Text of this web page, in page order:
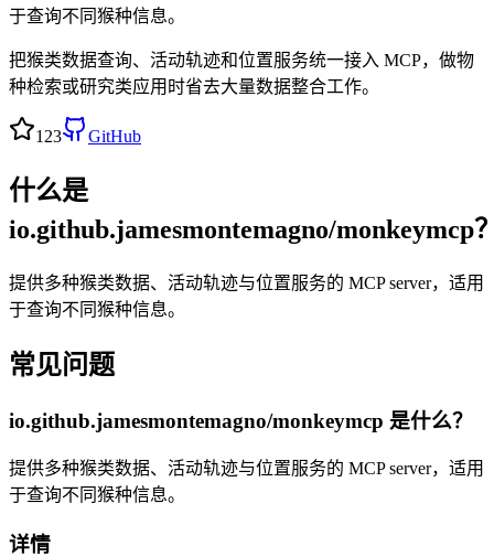
于查询不同猴种信息。
把猴类数据查询、活动轨迹和位置服务统一接入 MCP，做物
种检索或研究类应用时省去大量数据整合工作。
123 GitHub
什么是
io.github.jamesmontemagno/monkeymcp
提供多种猴类数据、活动轨迹与位置服务的 MCP server，适用
于查询不同猴种信息。
常见问题
io.github.jamesmontemagno/monkeymcp 是什么？
提供多种猴类数据、活动轨迹与位置服务的 MCP server，适用
于查询不同猴种信息。
详情